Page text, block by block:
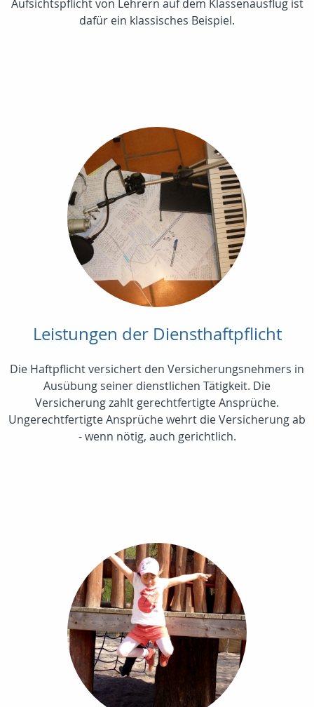
Aufsichtspflicht von Lehrern auf dem Klassenausflug ist
dafür ein klassisches Beispiel.
Leistungen der Diensthaftpflicht
Die Haftpflicht versichert den Versicherungsnehmers in
Ausübung seiner dienstlichen Tätigkeit. Die
Versicherung zahlt gerechtfertigte Ansprüche.
Ungerechtfertigte Ansprüche wehrt die Versicherung ab
- wenn nötig, auch gerichtlich.